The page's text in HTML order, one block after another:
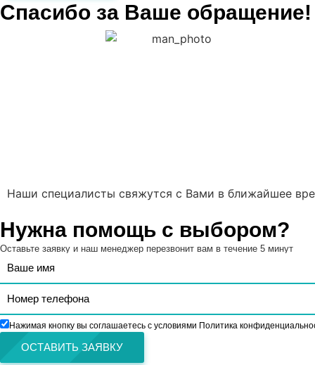
Спасибо за Ваше обращение!
Наши специалисты свяжутся с Вами в ближайшее
Нужна помощь с выбором?
Оставьте заявку и наш менеджер перезвонит вам в течение 5 минут
Нажимая кнопку вы соглашаетесь с условиями Политика
ОСТАВИТЬ ЗАЯВКУ